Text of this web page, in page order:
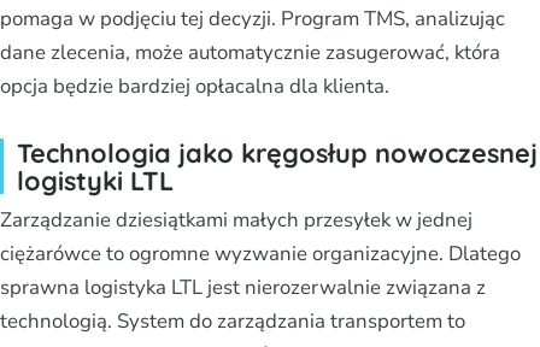
pomaga w podjęciu tej decyzji. Program TMS, analizując
dane zlecenia, może automatycznie zasugerować, która
opcja będzie bardziej opłacalna dla klienta.
Technologia jako kręgosłup nowoczesnej
logistyki LTL
Zarządzanie dziesiątkami małych przesyłek w jednej
ciężarówce to ogromne wyzwanie organizacyjne. Dlatego
sprawna logistyka LTL jest nierozerwalnie związana z
technologią. System do zarządzania transportem to